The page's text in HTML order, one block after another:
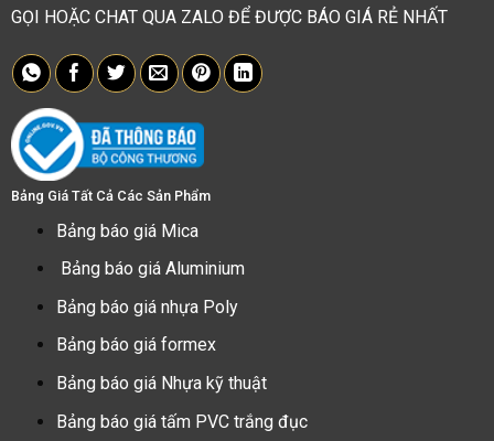
GỌI HOẶC CHAT QUA ZALO ĐỂ ĐƯỢC BÁO GIÁ RẺ NHẤT
Bảng Giá Tất Cả Các Sản Phẩm
Bảng báo giá Mica
Bảng báo giá Aluminium
Bảng báo giá nhựa Poly
Bảng báo giá formex
Bảng báo giá Nhựa kỹ thuật
Bảng báo giá tấm PVC trắng đục